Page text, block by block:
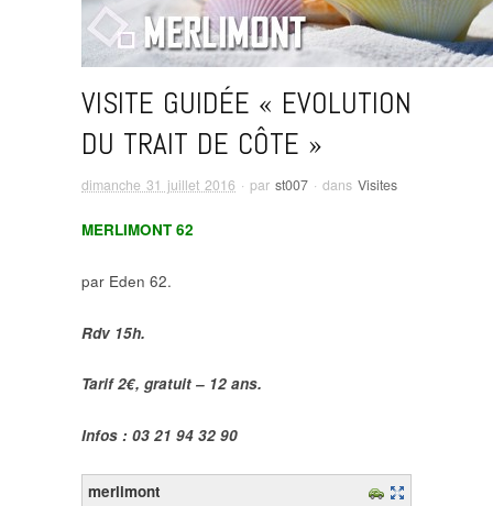
VISITE GUIDÉE « EVOLUTION
DU TRAIT DE CÔTE »
dimanche 31 juillet 2016 · par st007 · dans Visites
MERLIMONT 62
par Eden 62.
Rdv 15h.
Tarif 2€, gratuit – 12 ans.
Infos : 03 21 94 32 90
merlimont